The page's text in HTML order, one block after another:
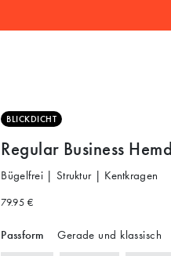
BLICKDICHT
Regular Business
Bügelfrei | Struktur | Kentkragen
79.95 €
Passform Gerade und klassisch